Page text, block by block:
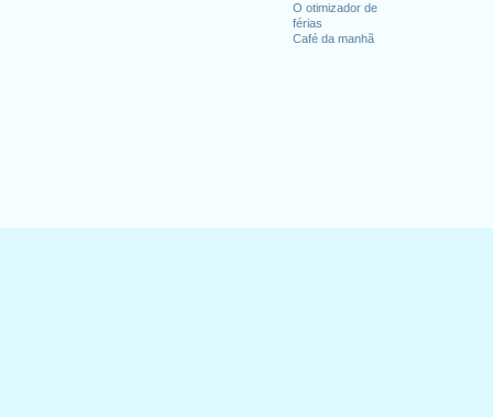
O otimizador de
férias
Café da manhã